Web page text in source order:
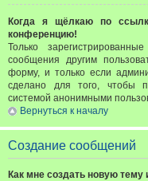
Когда я щёлкаю по
конференцию!
Только
сообщения другим
форму, и только если
сделано для того, чтобы
системой анонимными
Вернуться к началу
Создание сообщений
Как мне создать новую